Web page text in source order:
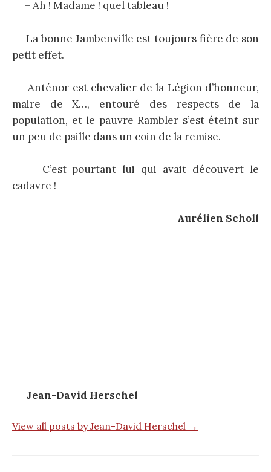
– Ah ! Madame ! quel tableau !
La bonne Jambenville est toujours fière de son
petit effet.
Anténor est chevalier de la Légion d’honneur,
maire de X…, entouré des respects de la
population, et le pauvre Rambler s’est éteint sur
un peu de paille dans un coin de la remise.
C’est pourtant lui qui avait découvert le
cadavre !
Aurélien Scholl
Jean-David Herschel
View all posts by Jean-David Herschel →